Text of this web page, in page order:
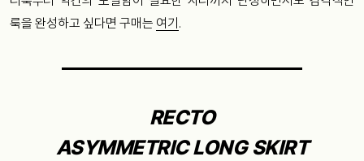
룩을 완성하고 싶다면 구매는 여기 .
RECTO
ASYMMETRIC LONG SKIRT